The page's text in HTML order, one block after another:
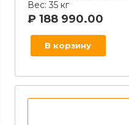
Вес: 35 кг
₽ 188 990.00
В корзину